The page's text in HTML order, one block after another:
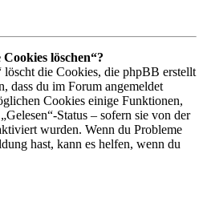
löschen“?
löscht die Cookies, die phpBB erstellt
dass du im Forum angemeldet
Cookies einige Funktionen,
Status – sofern sie von der
wurden. Wenn du Probleme
hast, kann es helfen, wenn du